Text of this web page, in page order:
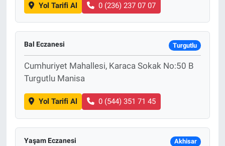
Yol Tarifi Al 0 (236) 237 07 07
Bal Eczanesi Turgutlu
Cumhuriyet Mahallesi, Karaca Sokak No:50 B
Turgutlu Manisa
Yol Tarifi Al 0 (544) 351 71 45
Yaşam Eczanesi Akhisar